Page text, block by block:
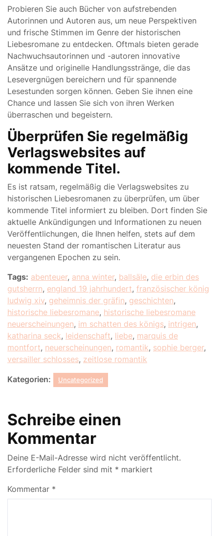
Probieren Sie auch Bücher von aufstrebenden
Autorinnen und Autoren aus, um neue Perspektiven
und frische Stimmen im Genre der historischen
Liebesromane zu entdecken. Oftmals bieten gerade
Nachwuchsautorinnen und -autoren innovative
Ansätze und originelle Handlungsstränge, die das
Lesevergnügen bereichern und für spannende
Lesestunden sorgen können. Geben Sie ihnen eine
Chance und lassen Sie sich von ihren Werken
überraschen und begeistern.
Überprüfen Sie regelmäßig
Verlagswebsites auf
kommende Titel.
Es ist ratsam, regelmäßig die Verlagswebsites zu
historischen Liebesromanen zu überprüfen, um über
kommende Titel informiert zu bleiben. Dort finden Sie
aktuelle Ankündigungen und Informationen zu neuen
Veröffentlichungen, die Ihnen helfen, stets auf dem
neuesten Stand der romantischen Literatur aus
vergangenen Epochen zu sein.
Tags: abenteuer, anna winter, ballsäle, die erbin des
gutsherrn, england 19 jahrhundert, französischer könig
ludwig xiv, geheimnis der gräfin, geschichten,
historische liebesromane, historische liebesromane
neuerscheinungen, im schatten des königs, intrigen,
katharina seck, leidenschaft, liebe, marquis de
montfort, neuerscheinungen, romantik, sophie berger,
versailler schlosses, zeitlose romantik
Kategorien: Uncategorized
Schreibe einen
Kommentar
Deine E-Mail-Adresse wird nicht veröffentlicht.
Erforderliche Felder sind mit * markiert
Kommentar *